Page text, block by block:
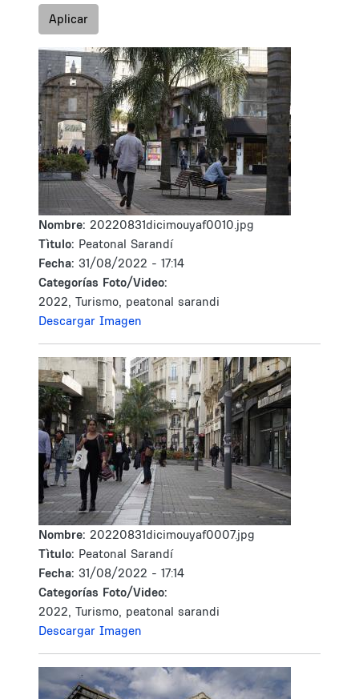
Aplicar
Nombre: 20220831dicimouyaf0010.jpg
Tìtulo: Peatonal Sarandí
Fecha: 31/08/2022 - 17:14
Categorías Foto/Video:
2022, Turismo, peatonal sarandi
Descargar Imagen
Nombre: 20220831dicimouyaf0007.jpg
Tìtulo: Peatonal Sarandí
Fecha: 31/08/2022 - 17:14
Categorías Foto/Video:
2022, Turismo, peatonal sarandi
Descargar Imagen